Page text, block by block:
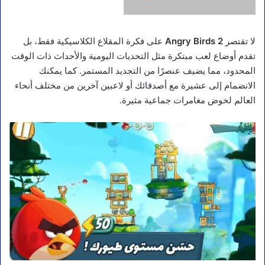
لا تقتصر Angry Birds 2 على فكرة المقلاع الكلاسيكية فقط، بل
تقدم أوضاع لعب مبتكرة مثل التحديات اليومية والأحداث ذات الوقت
المحدود، مما يضيف عنصرًا من التجديد المستمر. كما يمكنك
الانضمام إلى عشيرة مع أصدقائك أو لاعبين آخرين من مختلف أنحاء
العالم لخوض مغامرات جماعية مثيرة.